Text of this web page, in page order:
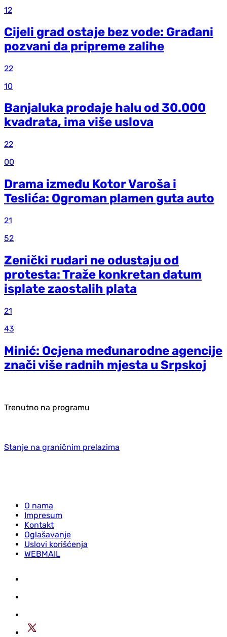
12
Cijeli grad ostaje bez vode: Građani
pozvani da pripreme zalihe
22
10
Banjaluka prodaje halu od 30.000
kvadrata, ima više uslova
22
00
Drama između Kotor Varoša i
Teslića: Ogroman plamen guta auto
21
52
Zenički rudari ne odustaju od
protesta: Traže konkretan datum
isplate zaostalih plata
21
43
Minić: Ocjena međunarodne agencije
znači više radnih mjesta u Srpskoj
Trenutno na programu
Stanje na graničnim prelazima
O nama
Impresum
Kontakt
Oglašavanje
Uslovi korišćenja
WEBMAIL